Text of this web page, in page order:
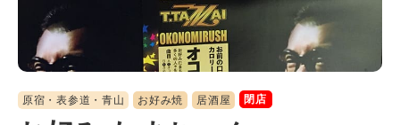
原宿・表参道・青山 お好み焼 居酒屋 閉店